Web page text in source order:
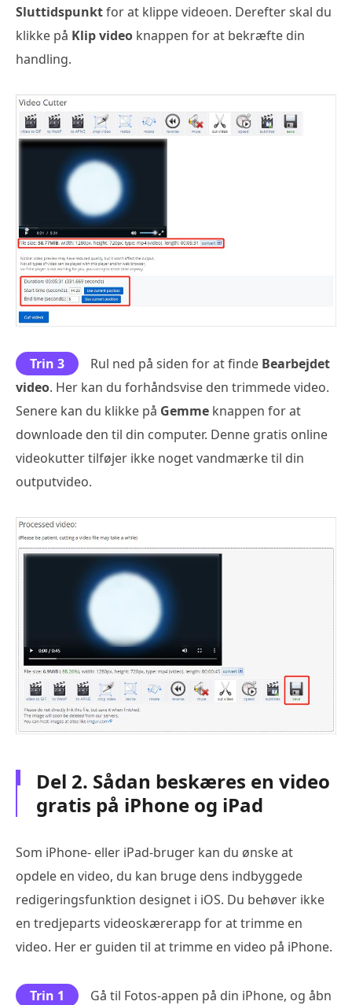
Sluttidspunktfor at klippe videoen. Derefter skal du
klikke på Klip video knappen for at bekræfte din
handling.
Trin 3 Rul ned på siden for at finde Bearbejdet
video. Her kan du forhåndsvise den trimmede video.
Senere kan du klikke på Gemme knappen for at
downloade den til din computer. Denne gratis online
videokutter tilføjer ikke noget vandmærke til din
outputvideo.
Del 2. Sådan beskæres en video
gratis på iPhone og iPad
Som iPhone- eller iPad-bruger kan du ønske at
opdele en video, du kan bruge dens indbyggede
redigeringsfunktion designet i iOS. Du behøver ikke
en tredjeparts videoskærerapp for at trimme en
video. Her er guiden til at trimme en video på iPhone.
Trin 1
Gå til Fotos-appen på din iPhone, og åbn